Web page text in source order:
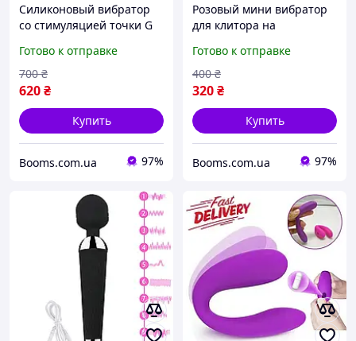
Силиконовый вибратор
со стимуляцией точки G
Готово к отправке
620₴
700 ₴
Купить
Booms.com.ua 97%
Розовый мини вибратор
для клитора на
Готово к отправке
320₴
400 ₴
Купить
Booms.com.ua 97%